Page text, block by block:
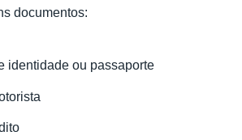
documentos:
identidade ou passaporte